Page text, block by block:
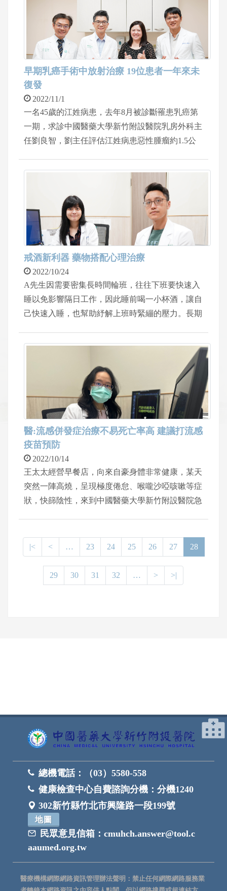
額葉」功能低下，醫師判斷是因為壓力導致失去活
性，經醫師詳細詢問病情之下，才發現該婦人長期
因為先生急性子，每次看到家看到先生發脾氣就緊
張萬分，導致心情整天焦慮憂鬱，經過適當的「大
腦經顱磁刺激治療,rTMS」與夫妻諮商後，夫妻關
係改善，婦人的前額葉功能也恢復，自律神經失調
症狀，胸悶、心悸等症狀也不藥而癒了。
早期乳癌手術中放射治療 19位患者一年來未
復發
2022/11/1
一名45歲的江姓病患，去年8月被診斷罹患乳癌第
一期，求診中國醫藥大學新竹附設醫院乳房外科主
任劉良智，劉主任評估江姓病患惡性腫瘤約1.5公
術搭配手術中放射治療。術後經過一年的定期追蹤
沒有復發與轉移。江姓病患表示生活一切正常，工
作並未因為手術有影響，目前身體已經恢復到手術
前的日常，非常感謝中醫大新竹附醫乳癌醫療團
隊。
戒酒新利器 藥物搭配心理治療
2022/10/24
A先生因需要密集長時間輪班，往往下班要快速入
睡以免影響隔日工作，因此睡前喝一小杯酒，讓自
己快速入睡，也幫助紓解上班時緊繃的壓力。長期
酒或是高粱酒才能入睡，甚至有時會喝到斷片。A
先生起初也不以為意，直到員工健檢時發現自己肝
指數飆升嚴重，才驚覺自己可能有酒精使用障礙，
求診中醫大新竹附醫身心科醫師鄭映芝，並且搭配
戒酒藥物與心理治療，慢慢成功戒酒。
醫:流感併發症治療不易死亡率高 建議打流感
疫苗預防
2022/10/14
王太太經營早餐店，向來自豪身體非常健康，某天
突然一陣高燒，呈現極度倦怠、喉嚨沙啞咳嗽等症
狀，快篩陰性，來到中國醫藥大學新竹附設醫院急
急診已經陸續出現許多流感病患。 感染科主任張
凱音指出，季節性流感指的是因流行性感冒病毒引
起的急性呼吸道感染，俗稱「流感」，四季皆可
見，但秋冬流行比例高。常見的人類流感病毒分為
|< < … 23 24 25 26 27 28
29 30 31 32 … > >|
總機電話：
（03）5580-558
健康檢查中心自費諮詢分機： 分機1240
302新竹縣竹北市興隆路一段199號
地圖
民眾意見信箱： cmuhch.answer@tool.c
aaumed.org.tw
醫療機構網際網路資訊管理辦法聲明：禁止任何網際網路服務業